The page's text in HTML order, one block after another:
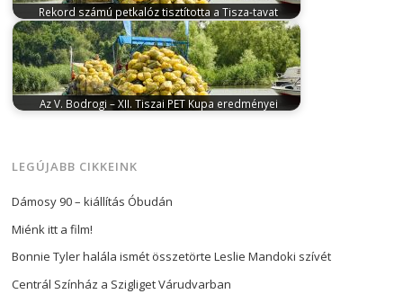
Rekord számú petkalóz tisztította a Tisza-tavat
július 26, 2024A PET Kupa Egyesület június 27-30.
között rendezte meg az…
Az V. Bodrogi – XII. Tiszai PET Kupa eredményei
LEGÚJABB CIKKEINK
Dámosy 90 – kiállítás Óbudán
Miénk itt a film!
Bonnie Tyler halála ismét összetörte Leslie Mandoki szívét
Centrál Színház a Szigliget Várudvarban